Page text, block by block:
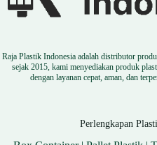
Raja Plastik Indonesia adalah distributor
sejak 2015, kami menyediakan produk
dengan layanan cepat, aman, dan
Perlengkapan